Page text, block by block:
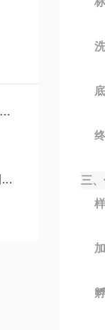
三